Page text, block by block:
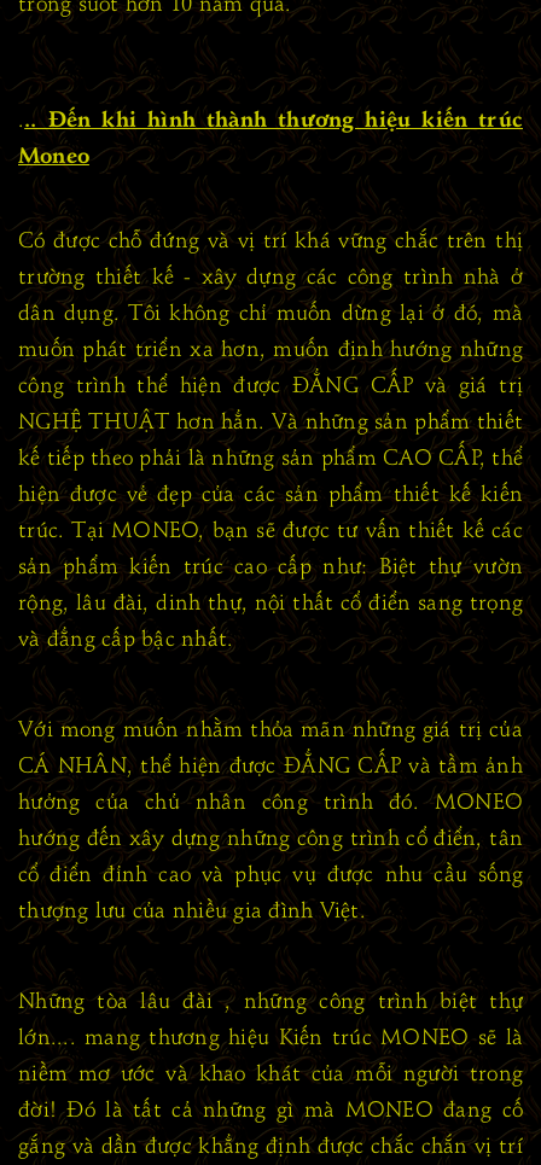
... Đến khi hình thành thương hiệu kiến trúc
Moneo
Có được chỗ đứng và vị trí khá vững chắc trên thị
trường thiết kế - xây dựng các công trình nhà ở
dân dụng. Tôi không chỉ muốn dừng lại ở đó, mà
muốn phát triển xa hơn, muốn định hướng những
công trình thể hiện được ĐẲNG CẤP và giá trị
NGHỆ THUẬT hơn hẳn. Và những sản phẩm thiết
kế tiếp theo phải là những sản phẩm CAO CẤP, thể
hiện được vẻ đẹp của các sản phẩm thiết kế kiến
trúc. Tại MONEO, bạn sẽ được tư vấn thiết kế các
sản phẩm kiến trúc cao cấp như: Biệt thự vườn
rộng, lâu đài, dinh thự, nội thất cổ điển sang trọng
và đẳng cấp bậc nhất.
Với mong muốn nhằm thỏa mãn những giá trị của
CÁ NHÂN, thể hiện được ĐẲNG CẤP và tầm ảnh
hưởng của chủ nhân công trình đó. MONEO
hướng đến xây dựng những công trình cổ điển, tân
cổ điển đỉnh cao và phục vụ được nhu cầu sống
thượng lưu của nhiều gia đình Việt.
Những tòa lâu đài , những công trình biệt thự
lớn.... mang thương hiệu Kiến trúc MONEO sẽ là
niềm mơ ước và khao khát của mỗi người trong
đời! Đó là tất cả những gì mà MONEO đang cố
gắng và dần được khẳng định được chắc chắn vị trí